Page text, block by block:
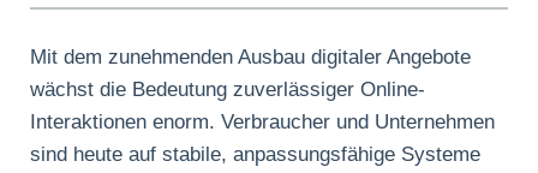
Mit dem zunehmenden Ausbau digitaler Angebote
wächst die Bedeutung zuverlässiger Online-
Interaktionen enorm. Verbraucher und Unternehmen
sind heute auf stabile, anpassungsfähige Systeme